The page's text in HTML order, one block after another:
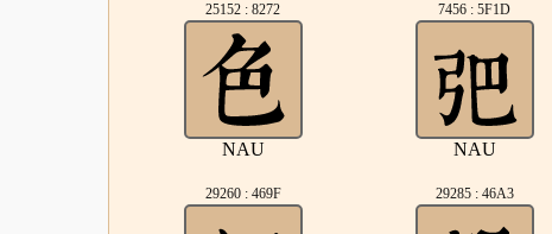
25152 : 8272
NAU
7456 : 5F1D
NAU
29260 : 469F 29285 : 46A3